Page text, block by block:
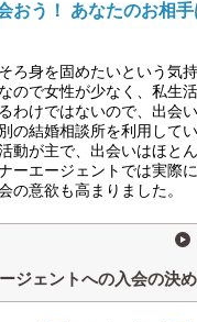
おう！ あなたのお相
ろ身を固めたいという気
ので女性が少なく、私生
わけではないので、出会
の結婚相談所を利用してい
動が主で、出会いはほと
ーエージェントでは実際
の意欲も高まりました。
ジェントへの入会の決